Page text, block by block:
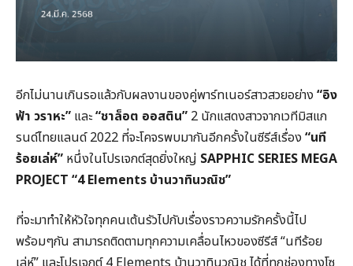
อีกไม่นานเกินรอแล้วกับผลงานของคู่พาร์ทเนอร์สาวสวยอย่าง “อิง
ฟ้า วราหะ” และ“ชาล็อต ออสติน” 2 นักแสดงสาวจากเวทีมิสแก
รนด์ไทยแลนด์ 2022 ที่จะโคจรพบมากันอีกครั้งในซีรีส์เรื่อง “นที
ร้อยเล่ห์” หนึ่งในโปรเจกต์สุดยิ่งใหญ่ SAPPHIC SERIES MEGA
PROJECT “4 Elements บ้านวาทินวณิช”
ที่จะมาทำให้หัวใจทุกคนเต้นรัวไปกับเรื่องราวความรักครั้งนี้ไป
พร้อมๆกัน สามารถติดตามทุกความเคลื่อนไหวของซีรีส์ “นทีร้อย